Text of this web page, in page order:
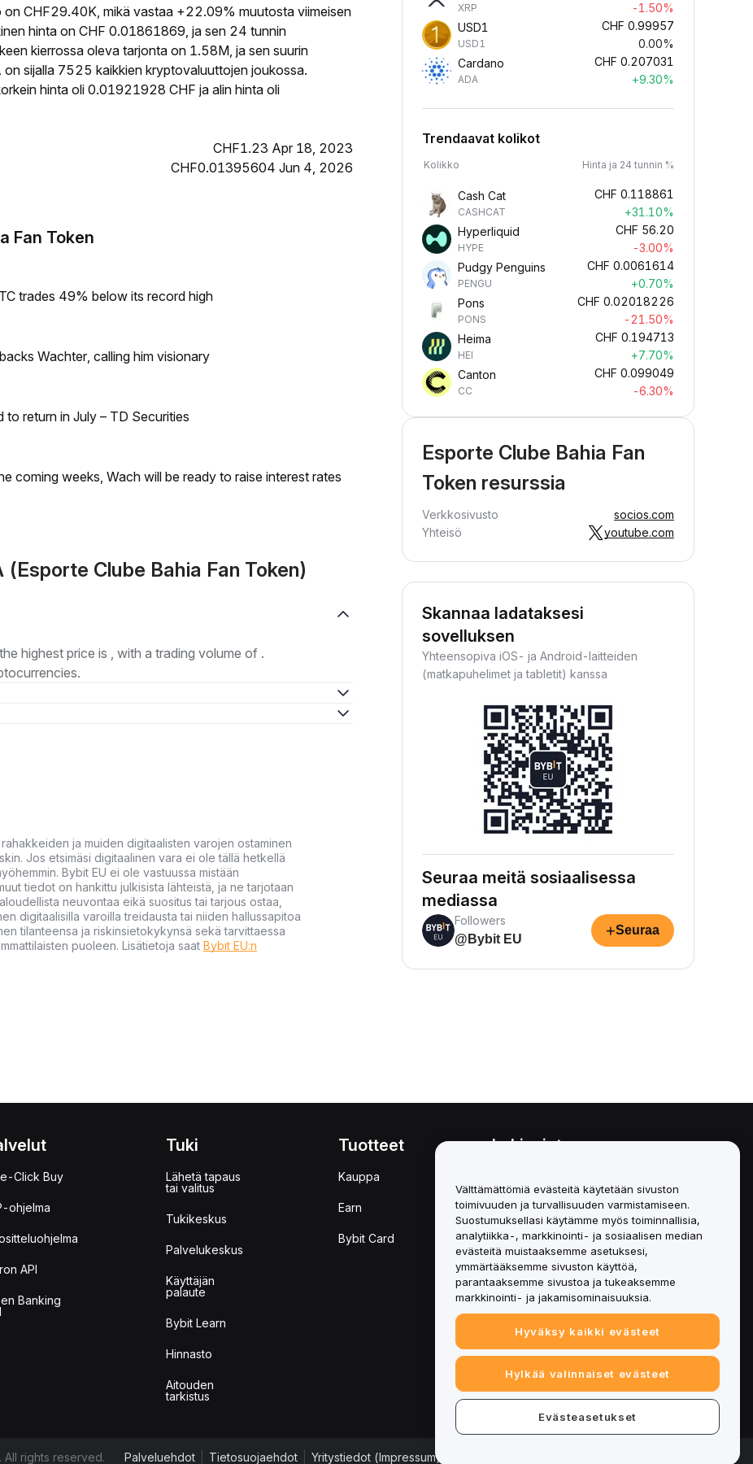
CHF29.40K, mikä vastaa +22.09% muutosta viimeisen
hinta on CHF 0.01861869, ja sen 24 tunnin
kierrossa oleva tarjonta on 1.58M, ja sen suurin
sijalla 7525 kaikkien kryptovaluuttojen joukossa.
hinta oli 0.01921928 CHF ja alin hinta oli
CHF1.23 Apr 18, 2023
CHF0.01395604 Jun 4, 2026
Fan Token
trades 49% below its record high
Wachter, calling him visionary
return in July – TD Securities
coming weeks, Wach will be ready to raise interest rates
Clube Bahia Fan Token)
highest price is , with a trading volume of .
ja muiden digitaalisten varojen ostaminen
Jos etsimäsi digitaalinen vara ei ole tällä hetkellä
Bybit EU ei ole vastuussa mistään
tiedot on hankittu julkisista lähteistä, ja ne tarjotaan
neuvontaa eikä suositus tai tarjous ostaa,
digitaalisilla varoilla treidausta tai niiden hallussapitoa
tilanteensa ja riskinsietokykynsä sekä tarvittaessa
puoleen. Lisätietoja saat Bybit EU:n
XRP
-1.50%
USD1
USD1
CHF 0.99957
0.00%
Cardano
ADA
CHF 0.207031
+9.30%
Trendaavat kolikot
Kolikko Hinta ja 24 tunnin %
Cash Cat
CASHCAT
CHF 0.118861
+31.10%
Hyperliquid
HYPE
CHF 56.20
-3.00%
Pudgy Penguins
PENGU
CHF 0.0061614
+0.70%
Pons
PONS
CHF 0.02018226
-21.50%
Heima
HEI
CHF 0.194713
+7.70%
Canton
CC
CHF 0.099049
-6.30%
Esporte Clube Bahia Fan
Token resurssia
Verkkosivusto
socios.com
Yhteisö
youtube.com
Skannaa ladataksesi
sovelluksen
Yhteensopiva iOS- ja Android-laitteiden
(matkapuhelimet ja tabletit) kanssa
Seuraa meitä sosiaalisessa
mediassa
Followers
@Bybit EU
+Seuraa
Click Buy
ohjelma
API
Banking
Tuki
Lähetä tapaus
tai valitus
Tukikeskus
Palvelukeskus
Käyttäjän
palaute
Bybit Learn
Hinnasto
Aitouden
tarkistus
Tuotteet
Kauppa
Earn
Bybit Card
Lakiasiat
Yhteenveto säilytys- ja
hallinnointikäytännöstä
ESG-tiedot
Crypto-Asset White Papers
rights reserved. Palveluehdot Tietosuojaehdot Yritystiedot (Impressum)
Välttämättömiä evästeitä käytetään sivuston
toimivuuden ja turvallisuuden varmistamiseen.
Suostumuksellasi käytämme myös toiminnallisia,
analytiikka-, markkinointi- ja sosiaalisen median
evästeitä muistaaksemme asetuksesi,
ymmärtääksemme sivuston käyttöä,
parantaaksemme sivustoa ja tukeaksemme
markkinointi- ja jakamisominaisuuksia.
Hyväksy kaikki evästeet
Hylkää valinnaiset evästeet
Evästeasetukset